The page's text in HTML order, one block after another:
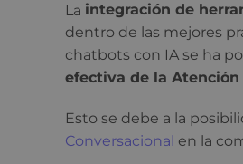
La integración de
dentro de las mejores
chatbots con IA se ha
efectiva de la Atención
Esto se debe a la
Conversacional en la